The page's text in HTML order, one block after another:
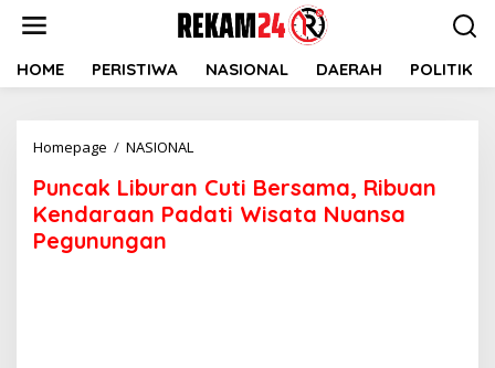
HOME PERISTIWA NASIONAL DAERAH POLITIK
Homepage / NASIONAL
Cuti
Bersama,
Puncak Liburan Cuti Bersama, Ribuan
Kendaraan Padati Wisata Nuansa
Pegunungan